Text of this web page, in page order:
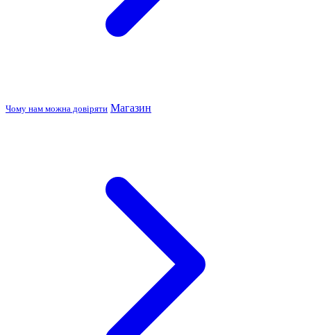
Чому нам можна довіряти Магазин